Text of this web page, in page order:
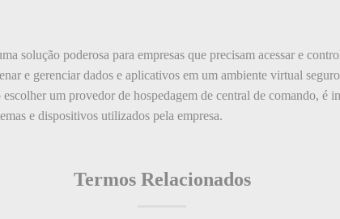
solução poderosa para empresas que precisam acessar e
e gerenciar dados e aplicativos em um ambiente virtual
um provedor de hospedagem de central de comando, é
e dispositivos utilizados pela empresa.
Termos Relacionados